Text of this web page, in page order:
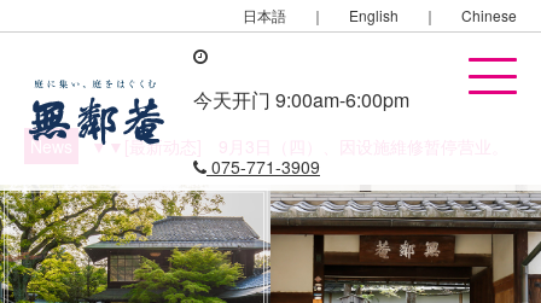
日本語 ｜ English ｜ Chinese
今天开门 9:00am-6:00pm
075-771-3909
News ▼▼[最新动态] 9月3日（四）、因设施維修暂停营业。